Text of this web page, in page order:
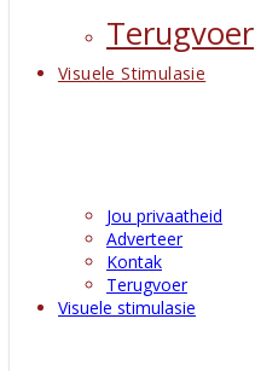
Terugvoer
Visuele Stimulasie
Jou privaatheid
Adverteer
Kontak
Terugvoer
Visuele stimulasie